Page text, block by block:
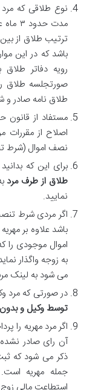
نوع طلاقی که
مدت
ترتیب طلاق از
باشد که در این
رویه دفاتر
طلاق نامه صادر و
مستفاد از قانون
اصلاح از
نصف اموال (شرط
برای این که
طلاق از طرف مرد
نمایید.
اگر مردی شرط
باشد علاوه بر
اموال موجودی را
به زوجه واگذار
می شود به لینک
در صورتی که مرد
توسط وکیل و
اگر مرد مهریه را
آن رای صادر
ذکر می شود که
جمله مهریه